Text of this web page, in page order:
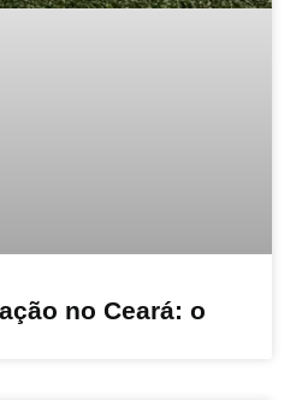
no Ceará: o